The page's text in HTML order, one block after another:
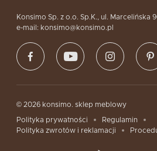
Konsimo Sp. z o.o. Sp.K., ul. Marcelińska
e-mail: konsimo@konsimo.pl
© 2026 konsimo. sklep meblowy
Polityka prywatności
Regulamin
Polityka zwrotów i reklamacji